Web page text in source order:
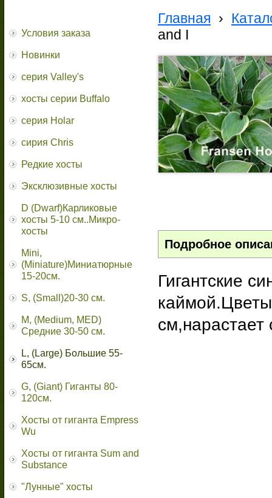
Условия заказа
Новинки
серия Valley's
хосты серии Buffalo
серия Holar
сирия Chris
Редкие хосты
Эксклюзивные хосты
D (Dwarf)Карликовые
хосты 5-10 см..Микро-
хосты
Mini,
(Miniature)Миниатюрные
15-20см.
S, (Small)20-30 см.
M, (Medium, MED)
Средние 30-50 см.
L, (Large) Большие 55-
65cм.
G, (Giant) Гиганты 80-
120см.
Хосты от гиганта Empress
Wu
Хосты от гиганта Sum and
Substance
"Лунные" хосты
Главная ›
and I
Подробное
Гигантские
см,нарастает